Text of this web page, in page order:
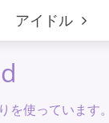
アイドル
使っています。